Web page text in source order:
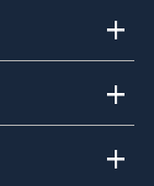
+
+
+